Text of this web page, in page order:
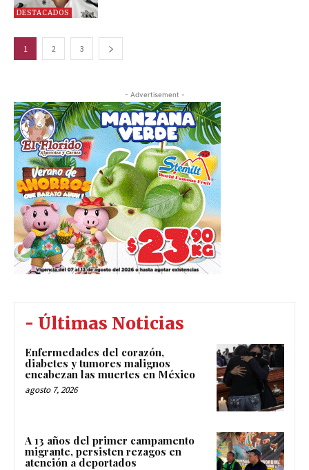
DESTACADOS
1 2 3
- Advertisement -
- Últimas Noticias
Enfermedades del corazón,
diabetes y tumores malignos
encabezan las muertes en México
agosto 7, 2026
A 13 años del primer campamento
migrante, persisten rezagos en
atención a deportados